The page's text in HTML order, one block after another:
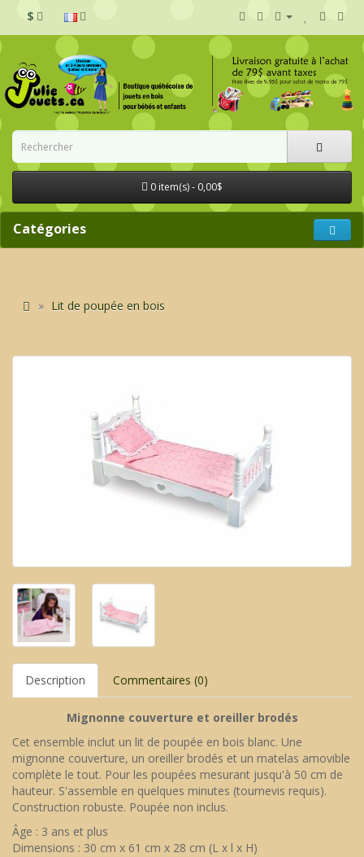
$
0 item(s) - 0,00$
Catégories
Lit de poupée en bois
Description Commentaires (0)
Mignonne couverture et oreiller brodés
Cet ensemble inclut un lit de poupée en bois blanc. Une
mignonne couverture, un oreiller brodés et un matelas amovible
complète le tout. Pour les poupées mesurant jusqu'à 50 cm de
hauteur. S'assemble en quelques minutes (tournevis requis).
Construction robuste. Poupée non inclus.
Âge : 3 ans et plus
Dimensions : 30 cm x 61 cm x 28 cm (L x l x H)